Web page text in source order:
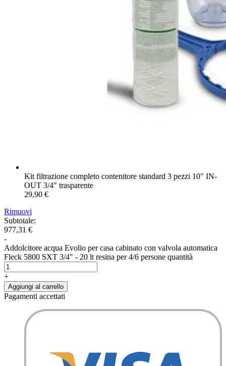
Kit filtrazione completo contenitore standard 3 pezzi 10" IN-
OUT 3/4" trasparente
29,90 €
Rimuovi
Subtotale:
977,31 €
-
Addolcitore acqua Evolio per casa cabinato con valvola automatica
Fleck 5800 SXT 3/4" - 20 lt resina per 4/6 persone quantità
+
Aggiungi al carrello
Pagamenti accettati